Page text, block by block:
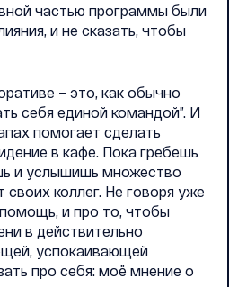
частью программы были
и не сказать, чтобы
– это, как обычно
себя единой командой”. И
помогает сделать
в кафе. Пока гребешь
и услышишь множество
своих коллег. Не говоря уже
и про то, чтобы
в действительно
успокаивающей
про себя: моё мнение о